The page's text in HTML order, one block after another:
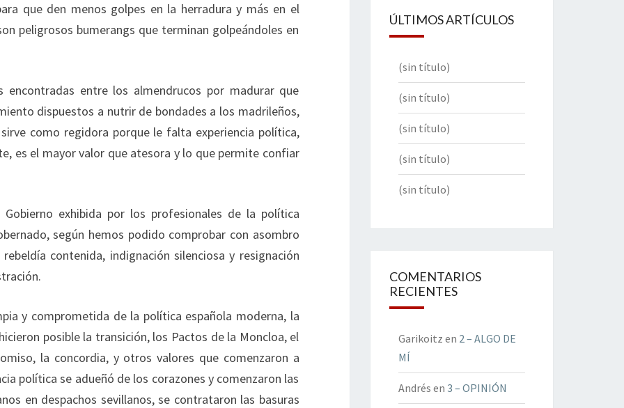
que den menos golpes en la herradura y más en el
peligrosos bumerangs que terminan golpeándoles en
encontradas entre los almendrucos por madurar que
dispuestos a nutrir de bondades a los madrileños,
como regidora porque le falta experiencia política,
es el mayor valor que atesora y lo que permite confiar
exhibida por los profesionales de la política
según hemos podido comprobar con asombro
contenida, indignación silenciosa y resignación
y comprometida de la política española moderna, la
posible la transición, los Pactos de la Moncloa, el
la concordia, y otros valores que comenzaron a
política se adueñó de los corazones y comenzaron las
en despachos sevillanos, se contrataron las basuras
ÚLTIMOS ARTÍCULOS
(sin título)
(sin título)
(sin título)
(sin título)
(sin título)
COMENTARIOS
RECIENTES
Garikoitz en 2 – ALGO DE
MÍ
Andrés en 3 – OPINIÓN